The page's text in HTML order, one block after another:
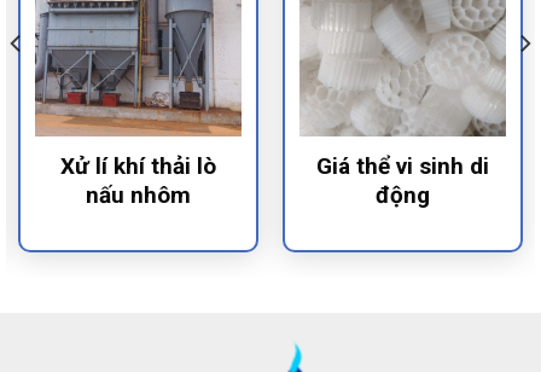
Xử lí khí thải lò
nấu nhôm
Giá thể vi sinh di
động